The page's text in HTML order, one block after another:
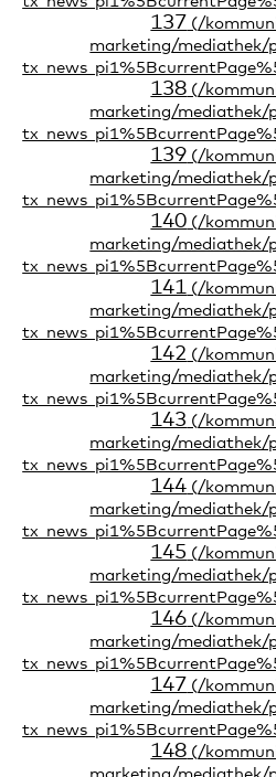
137
138
139
140
141
142
143
144
145
146
147
148